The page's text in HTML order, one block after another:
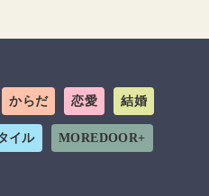
からだ 恋愛 結婚
イル MOREDOOR+